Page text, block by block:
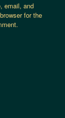
email, and
for the